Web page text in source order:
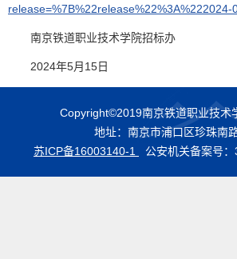
release=%7B%22release%22%3A%222024-
南京铁道职业技术学院招标办
2024年5月15日
Copyright©2019南京铁道职业技术
地址：南京市浦口区珍珠南
苏ICP备16003140-1
公安机关备案号